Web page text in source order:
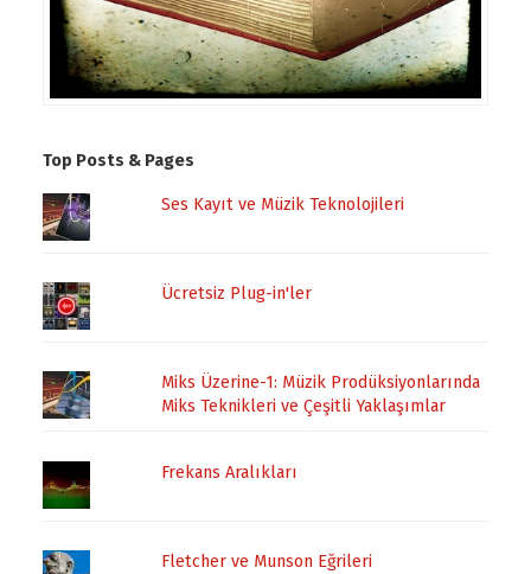
Top Posts & Pages
Ses Kayıt ve Müzik Teknolojileri
Ücretsiz Plug-in'ler
Miks Üzerine-1: Müzik Prodüksiyonlarında
Miks Teknikleri ve Çeşitli Yaklaşımlar
Frekans Aralıkları
Fletcher ve Munson Eğrileri